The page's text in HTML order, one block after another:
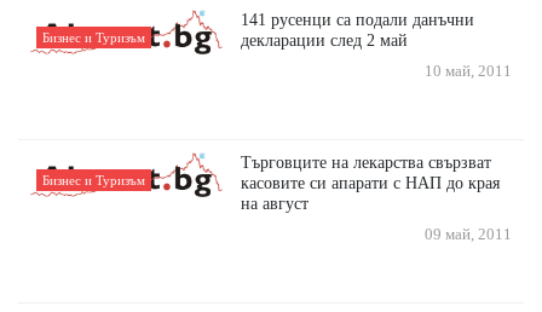
Бизнес и Туризъм
141 русенци са подали данъчни
декларации след 2 май
10 май, 2011
Бизнес и Туризъм
Търговците на лекарства свързват
касовите си апарати с НАП до края
на август
09 май, 2011